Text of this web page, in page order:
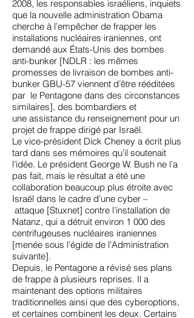
2008, les responsables israéliens, inquiets
que la nouvelle administration Obama
cherche à l’empêcher de frapper les
installations nucléaires iraniennes, ont
demandé aux États-Unis des bombes
anti-bunker [NDLR : les mêmes
promesses de livraison de bombes anti-
bunker GBU-57 viennent d’être rééditées
par le Pentagone dans des circonstances
similaires], des bombardiers et
une assistance du renseignement pour un
projet de frappe dirigé par Israël.
Le vice-président Dick Cheney a écrit plus
tard dans ses mémoires qu’il soutenait
l’idée. Le président George W. Bush ne l’a
pas fait, mais le résultat a été une
collaboration beaucoup plus étroite avec
Israël dans le cadre d’une cyber –
attaque [Stuxnet] contre l’installation de
Natanz, qui a détruit environ 1 000 des
centrifugeuses nucléaires iraniennes
[menée sous l’égide de l’Administration
suivante].
Depuis, le Pentagone a révisé ses plans
de frappe à plusieurs reprises. Il a
maintenant des options militaires
traditionnelles ainsi que des cyberoptions,
et certaines combinent les deux. Certains